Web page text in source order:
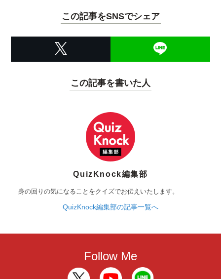
この記事をSNSでシェア
この記事を書いた人
QuizKnock編集部
身の回りの気になることをクイズでお伝えいたします。
QuizKnock編集部の記事一覧へ
Follow Me